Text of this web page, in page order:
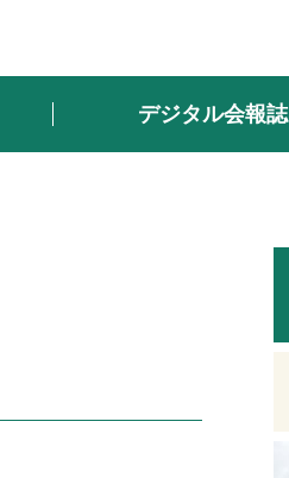
デジタル会報誌